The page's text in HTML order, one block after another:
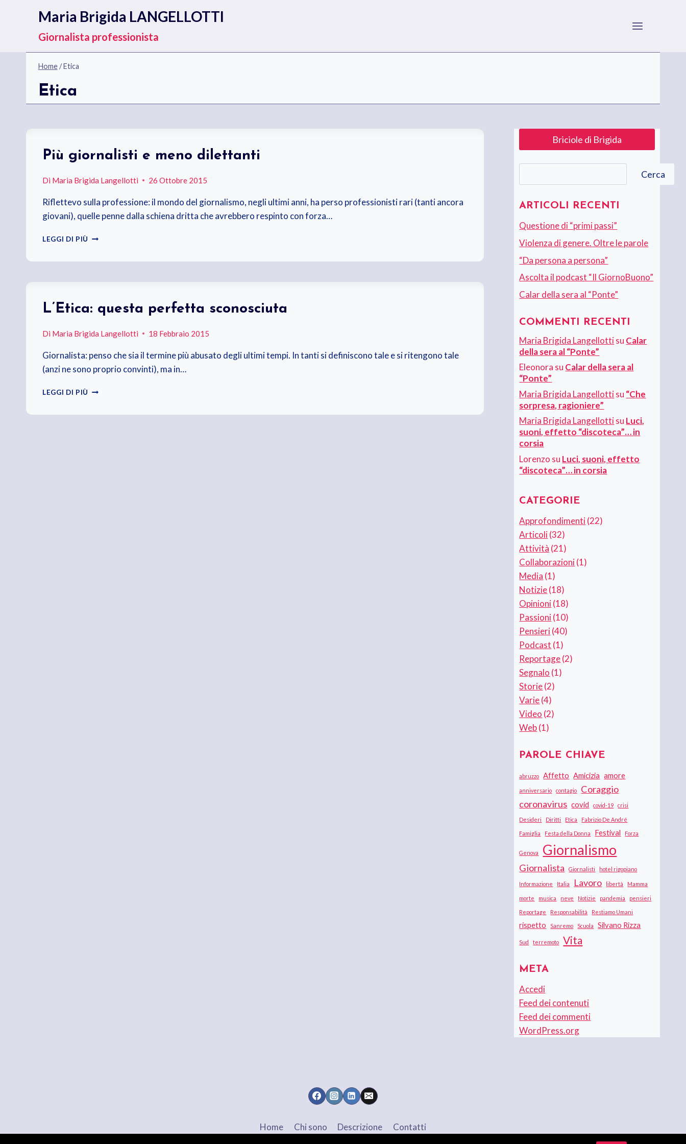
contenuto
Maria Brigida LANGELLOTTI
Giornalista professionista
Home/Etica
Etica
Più giornalisti e meno dilettanti
Di Maria Brigida Langellotti 26 Ottobre 2015
Riflettevo sulla professione: il mondo del giornalismo, negli ultimi anni, ha perso professionisti rari (tanti ancora
giovani), quelle penne dalla schiena dritta che avrebbero respinto con forza…
LEGGI DI PIÙ PIÙ
L’Etica: questa perfetta sconosciuta
Di Maria Brigida Langellotti 18 Febbraio 2015
Giornalista: penso che sia il termine più abusato degli ultimi tempi. In tanti si definiscono tale e si ritengono tale
(anzi ne sono proprio convinti), ma in…
LEGGI DI PIÙ L’ETICA:
Briciole di Brigida
Cerca
ARTICOLI RECENTI
Questione di “primi passi”
Violenza di genere. Oltre le parole
“Da persona a persona”
Ascolta il podcast “Il GiornoBuono”
Calar della sera al “Ponte”
COMMENTI RECENTI
Maria Brigida Langellottisu Calar
della sera al “Ponte”
Eleonora su Calar della sera al
“Ponte”
Maria Brigida Langellottisu “Che
sorpresa, ragioniere”
Maria Brigida Langellottisu Luci,
suoni, effetto “discoteca”… in
corsia
Lorenzo su Luci, suoni, effetto
“discoteca”… in corsia
CATEGORIE
Approfondimenti(22)
Articoli(32)
Attività (21)
Collaborazioni(1)
Media (1)
Notizie(18)
Opinioni(18)
Passioni(10)
Pensieri(40)
Podcast (1)
Reportage(2)
Segnalo (1)
Storie(2)
Varie(4)
Video (2)
Web(1)
PAROLE CHIAVE
abruzzo Affetto Amicizia amore
anniversario contagio
Coraggio
coronavirus covid covid-19 crisi
Desideri Diritti Etica Fabrizio De André
Famiglia Festa della Donna Festival Forza
Genova Giornalismo
Giornalista Giornalisti hotel rigopiano
Informazione Italia Lavoro libertà Mamma
morte musica neve Notizie pandemia pensieri
Reportage Responsabilità Restiamo Umani
rispetto Sanremo Scuola Silvano Rizza
Sud terremoto Vita
META
Accedi
Feed dei contenuti
Feed dei commenti
WordPress.org
Home Chi sono Descrizione Contatti